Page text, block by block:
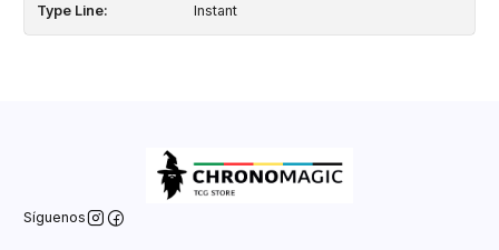
Type Line: Instant
Síguenos